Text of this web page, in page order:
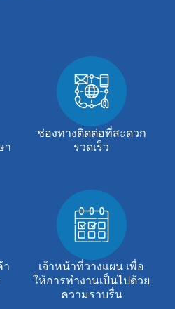
า
ช่องทางติดต่อที่สะดวก
รวดเร็ว
า
เจ้าหน้าที่วางแผน เพื่อ
ให้การทำงานเป็นไปด้วย
ความราบรื่น